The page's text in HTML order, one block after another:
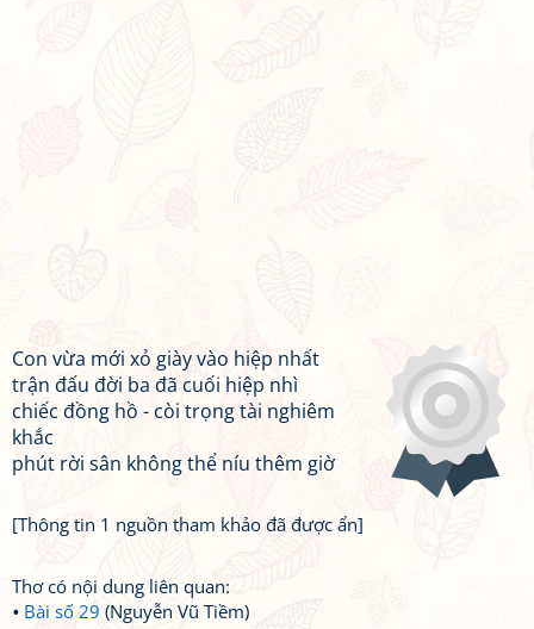
Con vừa mới xỏ giày vào hiệp nhất
trận đấu đời ba đã cuối hiệp nhì
chiếc đồng hồ - còi trọng tài nghiêm
khắc
phút rời sân không thể níu thêm giờ
[Thông tin 1 nguồn tham khảo đã được ẩn]
Thơ có nội dung liên quan:
Bài số 29 (Nguyễn Vũ Tiềm)